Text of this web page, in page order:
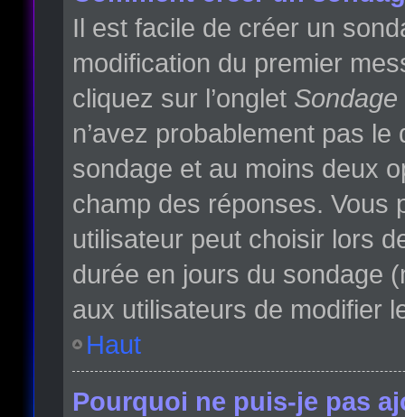
Il est facile de créer un
modification du premier
cliquez sur l’onglet Sondage
n’avez probablement pas
sondage et au moins deux
champ des réponses. Vous
utilisateur peut choisir lors
durée en jours du sondage
aux utilisateurs de modifier
Haut
Pourquoi ne puis-je pas